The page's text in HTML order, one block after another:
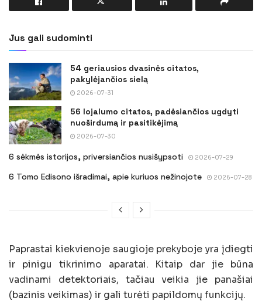
Jus gali sudominti
54 geriausios dvasinės citatos,
pakylėjančios sielą
2026-07-31
56 lojalumo citatos, padėsiančios ugdyti
nuoširdumą ir pasitikėjimą
2026-07-30
6 sėkmės istorijos, priversiančios nusišypsoti 2026-07-29
6 Tomo Edisono išradimai, apie kuriuos nežinojote 2026-07-28
Paprastai kiekvienoje saugioje prekyboje yra įdiegti
ir pinigu tikrinimo aparatai. Kitaip dar jie būna
vadinami detektoriais, tačiau veikia jie panašiai
(bazinis veikimas) ir gali turėti papildomų funkcijų.